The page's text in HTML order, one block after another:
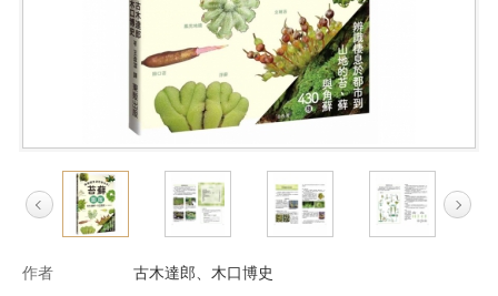
作者
古木達郎、木口博史